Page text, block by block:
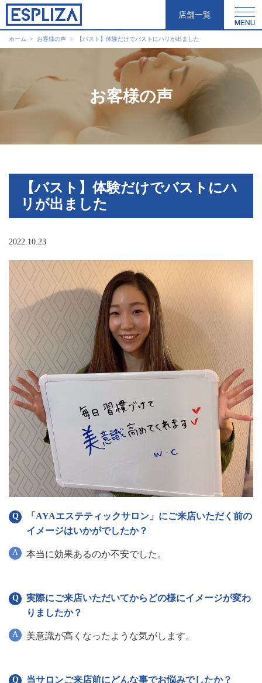
店舗一覧
ホーム お客様の声 【バスト】体験だけでバストにハリが出ました
お客様の声
【バスト】体験だけでバストにハ
リが出ました
2022.10.23
「AYAエステティックサロン」にご来店いただく前の
イメージはいかがでしたか？
本当に効果あるのか不安でした。
実際にご来店いただいてからどの様にイメージが変わ
りましたか？
美意識が高くなったような気がします。
当サロンご来店前にどんな事でお悩みでしたか？